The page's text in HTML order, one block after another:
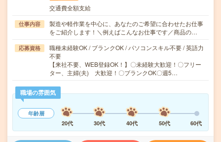
交通費全額支給
仕事内容
製造や軽作業を中心に、あなたのご希望に合わせたお仕事
をご紹介します！＼例えばこんなお仕事です／商品の…
応募資格
職種未経験OK / ブランクOK / パソコンスキル不要 / 英語力
不要
【来社不要、WEB登録OK！】〇未経験大歓迎！〇フリー
ター、主婦(夫) 大歓迎！〇ブランクOK〇週5…
職場の雰囲気
年齢層
20代
30代 40代 50代 60代